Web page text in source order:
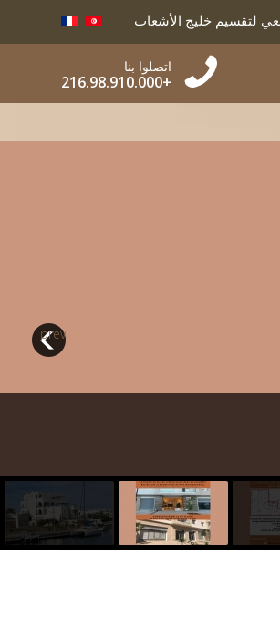
قائمة العقارات التي تمّت المصادقة
اتصلوا بنا
+216.98.910.000
prev